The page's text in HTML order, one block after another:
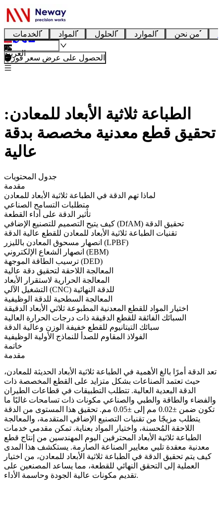
الخدمات المواد الحلول الموارد من نحن
العربية
الحصول على عرض سعر فوري
الطباعة ثلاثية الأبعاد للمعادن:
تحقيق قطع معدنية مخصصة بدقة
عالية
جدول المحتويات
مقدمة
لماذا تهم الدقة في الطباعة ثلاثية الأبعاد للمعادن
متطلبات التسامح الصناعي
تأثير الدقة على أداء القطعة
كيف يتيح التصميم للتصنيع الإضافي (DfAM) تحقيق الدقة
تقنيات الطباعة ثلاثية الأبعاد للمعادن للقطع عالية الدقة
انصهار مسحوق المعادن بالليزر (LPBF)
انصهار الشعاع الإلكتروني (EBM)
ترسيب الطاقة الموجهة (DED)
المعالجة اللاحقة لتحقيق دقة عالية
المعالجة الحرارية لاستقرار الأبعاد
التشغيل الآلي (CNC) للدقة النهائية
المعالجة السطحية للدقة الوظيفية
اختيار المواد للقطع المعدنية المطبوعة ثلاثي الأبعاد الدقيقة
السبائك الفائقة للقطع الدقيقة ذات درجات الحرارة العالية
سبائك التيتانيوم للقطع خفيفة الوزن وعالية الدقة
الفولاذ المقاوم للصدأ للنماذج الأولية الوظيفية
خاتمة
مقدمة
تعد الدقة أمرًا بالغ الأهمية في الطباعة ثلاثية الأبعاد الحديثة للمعادن،
حيث تعتمد الصناعات بشكل متزايد على القطع المخصصة ذات
الدقة البعدية العالية. تتطلب التطبيقات في قطاعات الطيران
والفضاء والطاقة والطبي والصناعي مكونات ذات تسامحات غالبًا ما
تكون ضمن ±0.02 مم إلى ±0.05 مم. تحقيق هذا المستوى من الدقة
يتطلب مزيجًا من تقنيات التصنيع الإضافي المتقدمة، والمعالجة
اللاحقة المُحسنة، واختيار المواد بعناية. تمكن مقدمي خدمات
الطباعة ثلاثية الأبعاد المحترفين اليوم المهندسين من إنتاج قطع
معدنية معقدة تلبي معايير الصناعة الصارمة. يستكشف هذا المدى
كيف يتم تحقيق الدقة في الطباعة ثلاثية الأبعاد للمعادن، من اختيار
العملية إلى التحقق النهائي للقطعة، مما يساعد المصنعين على
تقديم مكونات عالية الجودة وحاسمة الأداء.